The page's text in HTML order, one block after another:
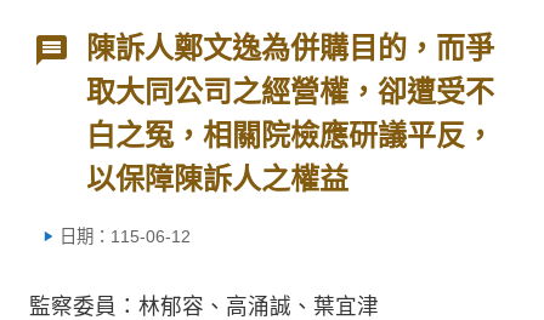
陳訴人鄭文逸為併購目的，而爭
取大同公司之經營權，卻遭受不
白之冤，相關院檢應研議平反，
以保障陳訴人之權益
日期：115-06-12
監察委員：林郁容、高涌誠、葉宜津